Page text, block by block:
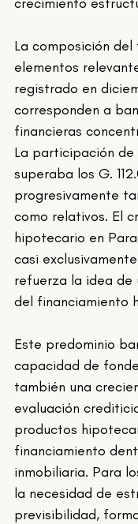
La composición
elementos
registrado en
corresponden a
financieras
La participación
superaba los G.
progresivamente
como relativos. El
hipotecario en
casi
refuerza la idea de
del financiamiento
Este predominio
capacidad de
también una
evaluación
productos
financiamiento
inmobiliaria. Para
la necesidad de
previsibilidad,